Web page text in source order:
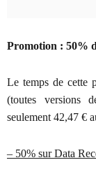
Promotion : 50%
Le temps de cette
(toutes versions
seulement 42,47 €
– 50% sur Data